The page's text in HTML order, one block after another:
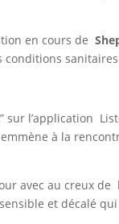
en cours de
” sur l’application
à la
avec au creux
et décalé